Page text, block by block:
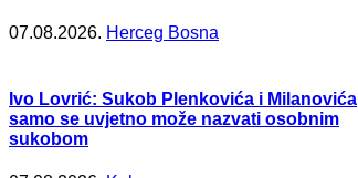
07.08.2026. Herceg Bosna
Ivo Lovrić: Sukob Plenkovića i Milanovića
samo se uvjetno može nazvati osobnim
sukobom